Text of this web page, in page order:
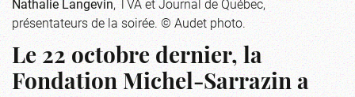
présentateurs de la soirée. © Audet photo.
Le 22 octobre dernier, la
Fondation Michel-Sarrazin a